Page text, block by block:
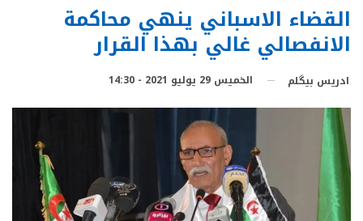
القضاء الاسباني ينهي محاكمة
الانفصالي غالي بهذا القرار
ادريس بيگلم الخميس 29 يوليو 2021 - 14:30